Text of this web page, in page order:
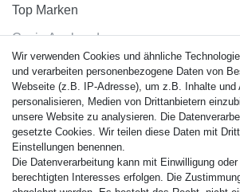
Top Marken
Casio Armband
Festina Armband
Citizen Armband
M. Lacroix Armband
J. Lemans Armband
Uhrenarmbänder - Alle
Sicherheit
Wir verwenden Cookies und ähnliche
und verarbeiten personenbezogene Daten von
Webseite (z.B. IP-Adresse), um z.B. Inhalte und
personalisieren, Medien von Drittanbietern
unsere Website zu analysieren. Die
gesetzte Cookies. Wir teilen diese Daten mit
Einstellungen benennen.
Die Datenverarbeitung kann mit Einwilligung
berechtigten Interesses erfolgen. Die